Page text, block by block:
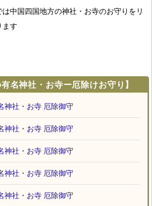
中国四国地方の神社・お寺のお守りをリ
ます
有名神社・お寺ー厄除けお守り】
神社・お寺 厄除御守
神社・お寺 厄除御守
神社・お寺 厄除御守
神社・お寺 厄除御守
神社・お寺 厄除御守